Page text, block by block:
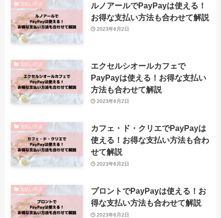
支払い方法
ルノアールでPayPayは使える！
お得な支払い方法も合わせて解説
2023年6月2日
支払い方法
エクセルシオールカフェで
PayPayは使える！お得な支払い
方法も合わせて解説
2023年6月2日
支払い方法
カフェ・ド・クリエでPayPayは
使える！お得な支払い方法も合わ
せて解説
2023年6月2日
支払い方法
プロントでPayPayは使える！お
得な支払い方法も合わせて解説
2023年6月2日